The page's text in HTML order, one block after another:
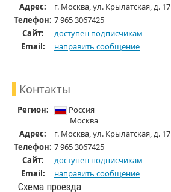
Адрес:
г. Москва, ул. Крылатская, д. 17
Телефон: 7 965 3067425
Cайт:
доступен подписчикам
Email:
направить сообщение
Контакты
Регион:
Россия
Москва
Адрес:
г. Москва, ул. Крылатская, д. 17
Телефон: 7 965 3067425
Cайт:
доступен подписчикам
Email:
направить сообщение
Схема проезда